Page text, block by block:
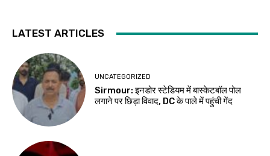
LATEST ARTICLES
UNCATEGORIZED
Sirmour: इनडोर स्टेडियम में बास्केटबॉल पोल
लगाने पर छिड़ा विवाद, DC के पाले में पहुंची गेंद